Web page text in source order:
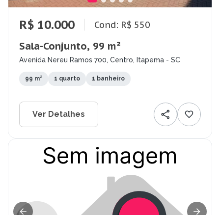
R$ 10.000 Cond: R$ 550
Sala-Conjunto, 99 m²
Avenida Nereu Ramos 700, Centro, Itapema - SC
99 m² 1 quarto 1 banheiro
Ver Detalhes